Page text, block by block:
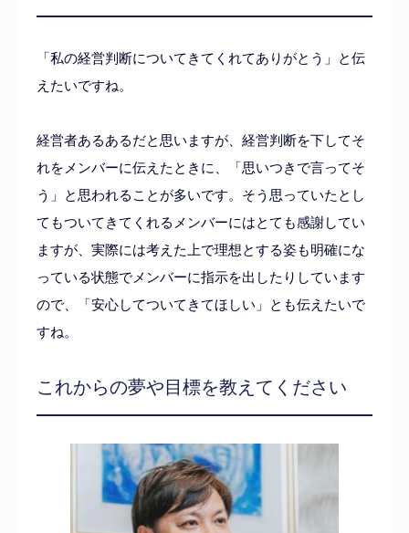
「私の経営判断についてきてくれてありがとう」と伝
えたいですね。
経営者あるあるだと思いますが、経営判断を下してそ
れをメンバーに伝えたときに、「思いつきで言ってそ
う」と思われることが多いです。そう思っていたとし
てもついてきてくれるメンバーにはとても感謝してい
ますが、実際には考えた上で理想とする姿も明確にな
っている状態でメンバーに指示を出したりしています
ので、「安心してついてきてほしい」とも伝えたいで
すね。
これからの夢や目標を教えてください